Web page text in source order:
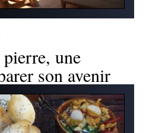
une
son avenir